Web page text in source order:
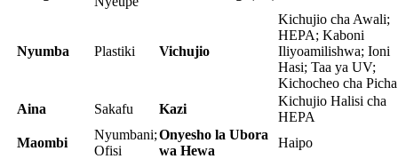
Nyumba Plastiki Vichujio
Kichujio cha Awali;
HEPA; Kaboni
Iliyoamilishwa; Ioni
Hasi; Taa ya UV;
Kichocheo cha Picha
Aina
Sakafu Kazi
Kichujio Halisi cha
HEPA
Maombi
Nyumbani;
Ofisi
Onyesho la Ubora
wa Hewa
Haipo